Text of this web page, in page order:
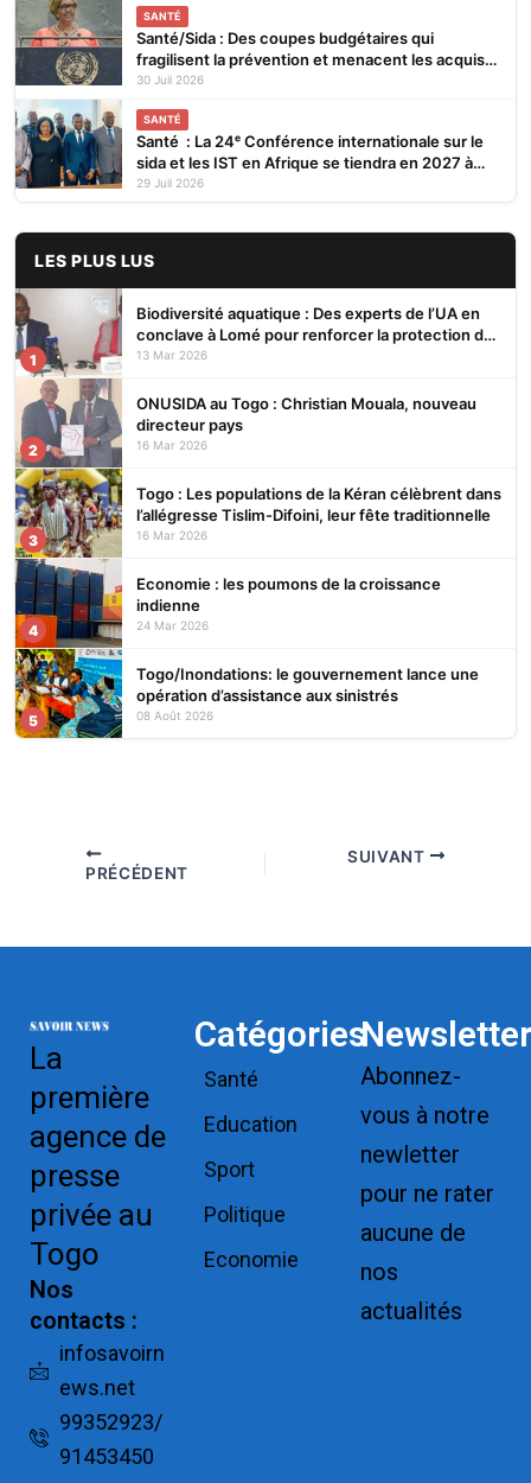
SANTÉ
Santé/Sida : Des coupes budgétaires qui
fragilisent la prévention et menacent les acquis
(ONUSIDA)
30 Juil 2026
SANTÉ
Santé : La 24ᵉ Conférence internationale sur le
sida et les IST en Afrique se tiendra en 2027 à
Cotonou
29 Juil 2026
LES PLUS LUS
1
Biodiversité aquatique : Des experts de l’UA en
conclave à Lomé pour renforcer la protection des
écosystèmes
13 Mar 2026
2
ONUSIDA au Togo : Christian Mouala, nouveau
directeur pays
16 Mar 2026
3
Togo : Les populations de la Kéran célèbrent dans
l’allégresse Tislim-Difoini, leur fête traditionnelle
16 Mar 2026
4
Economie : les poumons de la croissance
indienne
24 Mar 2026
5
Togo/Inondations: le gouvernement lance une
opération d’assistance aux sinistrés
08 Août 2026
PRÉCÉDENT
SUIVANT
La
première
agence de
presse
privée au
Togo
Nos
contacts :
infosavoirn
ews.net
99352923/
91453450
Catégories
Santé
Education
Sport
Politique
Economie
Newsletter
Abonnez-
vous à notre
newletter
pour ne rater
aucune de
nos
actualités